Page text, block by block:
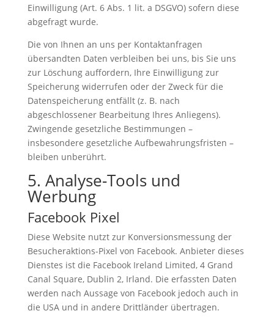
Einwilligung (Art. 6 Abs. 1 lit. a DSGVO) sofern diese
abgefragt wurde.
Die von Ihnen an uns per Kontaktanfragen
übersandten Daten verbleiben bei uns, bis Sie uns
zur Löschung auffordern, Ihre Einwilligung zur
Speicherung widerrufen oder der Zweck für die
Datenspeicherung entfällt (z. B. nach
abgeschlossener Bearbeitung Ihres Anliegens).
Zwingende gesetzliche Bestimmungen –
insbesondere gesetzliche Aufbewahrungsfristen –
bleiben unberührt.
5. Analyse-Tools und
Werbung
Facebook Pixel
Diese Website nutzt zur Konversionsmessung der
Besucheraktions-Pixel von Facebook. Anbieter dieses
Dienstes ist die Facebook Ireland Limited, 4 Grand
Canal Square, Dublin 2, Irland. Die erfassten Daten
werden nach Aussage von Facebook jedoch auch in
die USA und in andere Drittländer übertragen.